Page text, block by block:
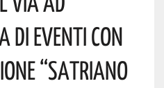
DI EVENTI CON
“SATRIANO